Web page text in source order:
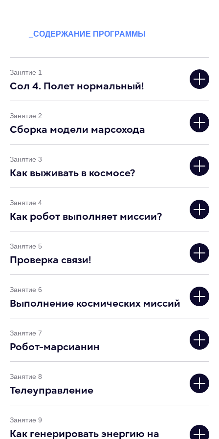
_СОДЕРЖАНИЕ ПРОГРАММЫ
Занятие 1
Сол 4. Полет нормальный!
Занятие 2
Сборка модели марсохода
Занятие 3
Как выживать в космосе?
Занятие 4
Как робот выполняет миссии?
Занятие 5
Проверка связи!
Занятие 6
Выполнение космических миссий
Занятие 7
Робот-марсианин
Занятие 8
Телеуправление
Занятие 9
Как генерировать энергию на